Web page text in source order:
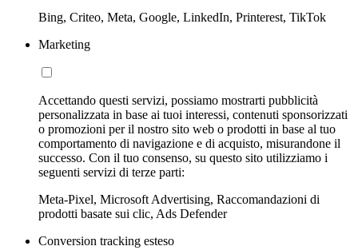
Bing, Criteo, Meta, Google, LinkedIn, Printerest, TikTok
Marketing
Accettando questi servizi, possiamo mostrarti pubblicità
personalizzata in base ai tuoi interessi, contenuti sponsorizzati
o promozioni per il nostro sito web o prodotti in base al tuo
comportamento di navigazione e di acquisto, misurandone il
successo. Con il tuo consenso, su questo sito utilizziamo i
seguenti servizi di terze parti:
Meta-Pixel, Microsoft Advertising, Raccomandazioni di
prodotti basate sui clic, Ads Defender
Conversion tracking esteso